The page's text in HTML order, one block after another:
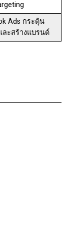
Ads กระตุ้น
ละสร้างแบรนด์